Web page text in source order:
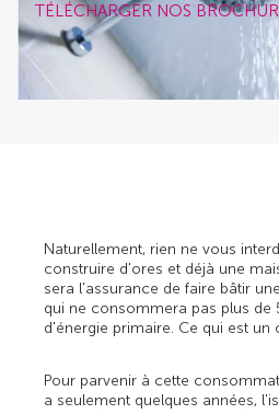
TÉLÉCHARGER NOS
Naturellement, rien ne vous
construire d'ores et déjà une
sera l'assurance de faire bâtir
qui ne consommera pas plus de
d'énergie primaire. Ce qui est un
Pour parvenir à cette
a seulement quelques années,